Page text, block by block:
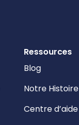
Ressources
Blog
Notre Histoire
Centre d’aide